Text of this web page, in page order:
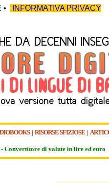
• INFORMATIVA PRIVACY
| RISORSE SFIZIOSE |
- Convertitore di valute in lire ed euro